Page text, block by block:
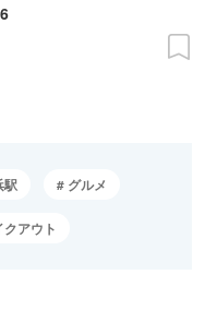
駅 グルメ
クアウト